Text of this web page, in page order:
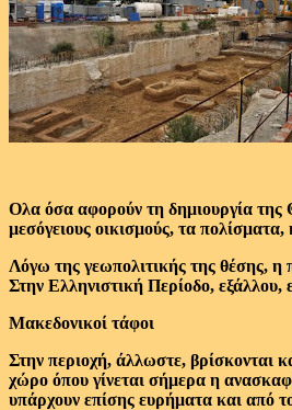
Ολα όσα αφορούν τη δημιουργία της
μεσόγειους οικισμούς, τα
Λόγω της γεωπολιτικής της θέσης, η
Στην Ελληνιστική Περίοδο, εξάλλου,
Μακεδονικοί τάφοι
Στην περιοχή, άλλωστε, βρίσκονται
χώρο όπου γίνεται σήμερα η
υπάρχουν επίσης ευρήματα και από